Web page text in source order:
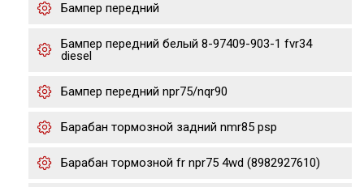
Бампер передний
Бампер передний белый 8-97409-903-1 fvr34
diesel
Бампер передний npr75/nqr90
Барабан тормозной задний nmr85 psp
Барабан тормозной fr npr75 4wd (8982927610)